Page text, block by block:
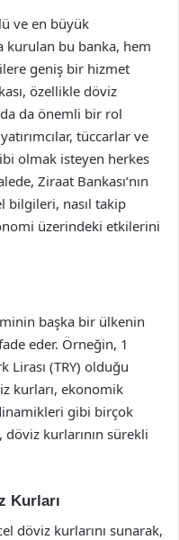
ve en büyük
kurulan bu banka, hem
geniş bir hizmet
özellikle döviz
da önemli bir rol
tüccarlar ve
olmak isteyen herkes
Ziraat Bankası’nın
bilgileri, nasıl takip
üzerindeki etkilerini
başka bir ülkenin
eder. Örneğin, 1
Lirası (TRY) olduğu
kurları, ekonomik
gibi birçok
kurlarının sürekli
Kurları
döviz kurlarını sunarak,